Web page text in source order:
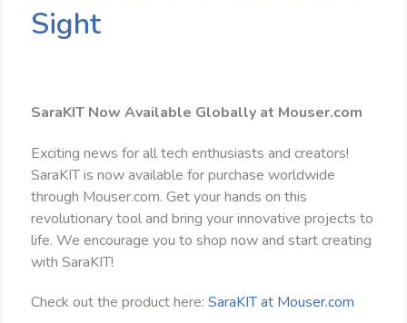
Sight
SaraKIT Now Available Globally at Mouser.com
Exciting news for all tech enthusiasts and creators!
SaraKIT is now available for purchase worldwide
through Mouser.com. Get your hands on this
revolutionary tool and bring your innovative projects to
life. We encourage you to shop now and start creating
with SaraKIT!
Check out the product here: SaraKIT at Mouser.com